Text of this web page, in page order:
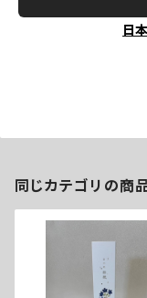
日
同じカテゴリの商